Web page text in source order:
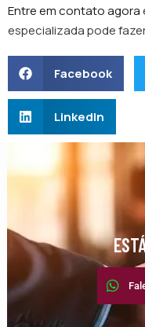
Entre em contato agora
especializada pode
Facebook
LinkedIn